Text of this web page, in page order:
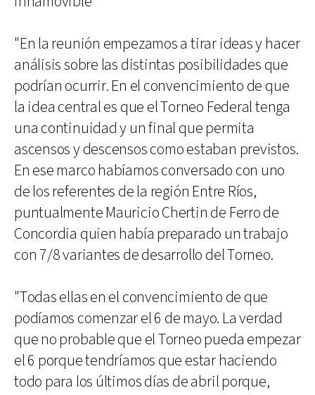
"En la reunión empezamos a tirar ideas y hacer
análisis sobre las distintas posibilidades que
podrían ocurrir. En el convencimiento de que
la idea central es que el Torneo Federal tenga
una continuidad y un final que permita
ascensos y descensos como estaban previstos.
En ese marco habíamos conversado con uno
de los referentes de la región Entre Ríos,
puntualmente Mauricio Chertin de Ferro de
Concordia quien había preparado un trabajo
con 7/8 variantes de desarrollo del Torneo.
"Todas ellas en el convencimiento de que
podíamos comenzar el 6 de mayo. La verdad
que no probable que el Torneo pueda empezar
el 6 porque tendríamos que estar haciendo
todo para los últimos días de abril porque,